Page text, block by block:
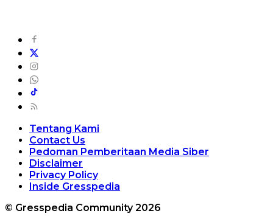
Tentang Kami
Contact Us
Pedoman Pemberitaan Media Siber
Disclaimer
Privacy Policy
Inside Gresspedia
© Gresspedia Community 2026